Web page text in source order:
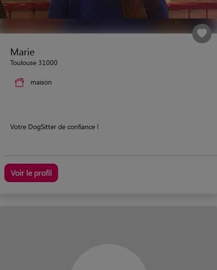
Marie
Toulouse 31000
maison
Votre DogSitter de confiance !
Voir le profil